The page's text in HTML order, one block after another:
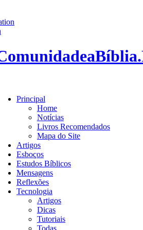
Principal
Home
Notícias
Livros Recomendados
Mapa do Site
Artigos
Esboços
Estudos Bíblicos
Mensagens
Reflexões
Tecnologia
Artigos
Dicas
Tutoriais
Todas